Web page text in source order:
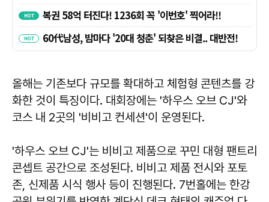
올해는 기존보다 규모를 확대하고 체험형 콘텐츠를 강
화한 것이 특징이다. 대회장에는 '하우스 오브 CJ'와
코스 내 2곳의 '비비고 컨세션'이 운영된다.
'하우스 오브 CJ'는 비비고 제품으로 꾸민 대형 팬트리
콘셉트 공간으로 조성된다. 비비고 제품 전시와 포토
존, 신제품 시식 행사 등이 진행된다. 7번홀에는 한강